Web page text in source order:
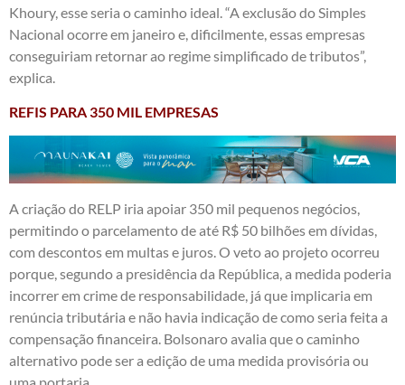
Khoury, esse seria o caminho ideal. “A exclusão do Simples
Nacional ocorre em janeiro e, dificilmente, essas empresas
conseguiriam retornar ao regime simplificado de tributos”,
explica.
REFIS PARA 350 MIL EMPRESAS
A criação do RELP iria apoiar 350 mil pequenos negócios,
permitindo o parcelamento de até R$ 50 bilhões em dívidas,
com descontos em multas e juros. O veto ao projeto ocorreu
porque, segundo a presidência da República, a medida poderia
incorrer em crime de responsabilidade, já que implicaria em
renúncia tributária e não havia indicação de como seria feita a
compensação financeira. Bolsonaro avalia que o caminho
alternativo pode ser a edição de uma medida provisória ou